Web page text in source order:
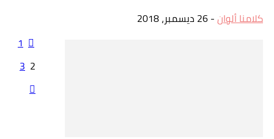
كلامنا ألوان-26 ديسمبر، 2018
1
2
3